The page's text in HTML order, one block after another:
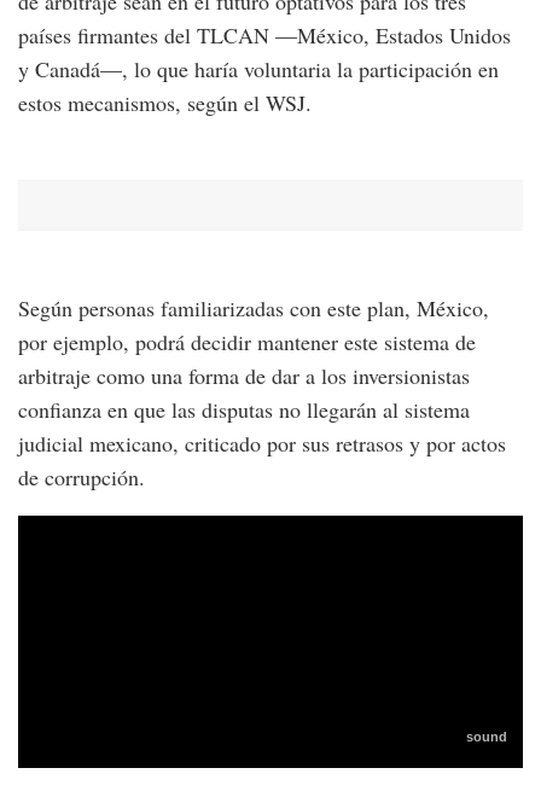
países firmantes del TLCAN —México, Estados Unidos
y Canadá—, lo que haría voluntaria la participación en
estos mecanismos, según el WSJ.
Según personas familiarizadas con este plan, México,
por ejemplo, podrá decidir mantener este sistema de
arbitraje como una forma de dar a los inversionistas
confianza en que las disputas no llegarán al sistema
judicial mexicano, criticado por sus retrasos y por actos
de corrupción.